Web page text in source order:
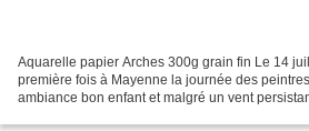
Aquarelle papier Arches 300g grain fin Le 14
première fois à Mayenne la journée des
ambiance bon enfant et malgré un vent